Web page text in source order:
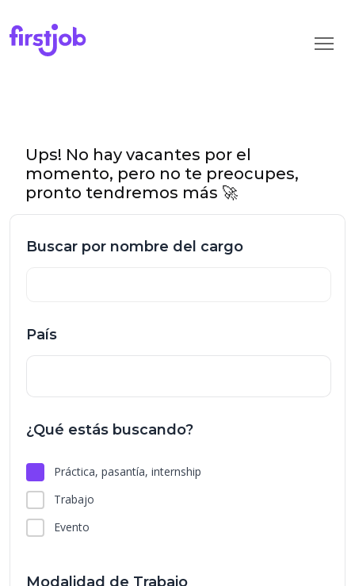
Ups! No hay vacantes por el
momento, pero no te preocupes,
pronto tendremos más 🚀
Buscar por nombre del cargo
País
¿Qué estás buscando?
Práctica, pasantía, internship
Trabajo
Evento
Modalidad de Trabajo